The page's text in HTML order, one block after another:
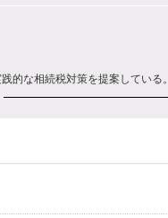
的な相続税対策を提案している。